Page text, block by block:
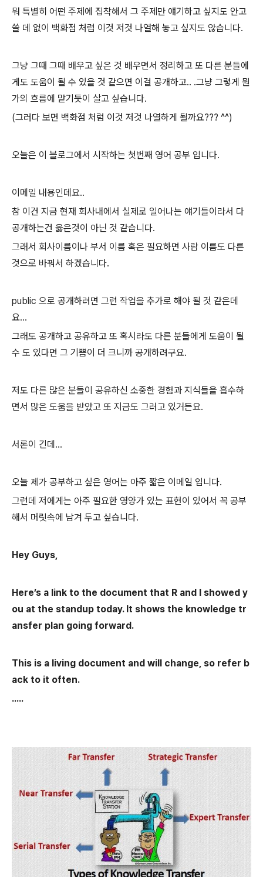
뭐 특별히 어떤 주제에 집착해서 그 주제만 얘기하고 싶지도 안고
쓸 데 없이 백화점 처럼 이것 저것 나열해 놓고 싶지도 않습니다.
그냥 그때 그때 배우고 싶은 것 배우면서 정리하고 또 다른 분들에
게도 도움이 될 수 있을 것 같으면 이걸 공개하고.. .그냥 그렇게 뭔
가의 흐름에 맡기듯이 살고 싶습니다.
(그러다 보면 백화점 처럼 이것 저것 나열하게 될까요??? ^^)
오늘은 이 블로그에서 시작하는 첫번째 영어 공부 입니다.
이메일 내용인데요..
참 이건 지금 현재 회사내에서 실제로 일어나는 얘기들이라서 다
공개하는건 옳은것이 아닌 것 같습니다.
그래서 회사이름이나 부서 이름 혹은 필요하면 사람 이름도 다른
것으로 바꿔서 하겠습니다.
public 으로 공개하려면 그런 작업을 추가로 해야 될 것 같은데
요...
그래도 공개하고 공유하고 또 혹시라도 다른 분들에게 도움이 될
수 도 있다면 그 기쁨이 더 크니까 공개하려구요.
저도 다른 많은 분들이 공유하신 소중한 경험과 지식들을 흡수하
면서 많은 도움을 받았고 또 지금도 그러고 있거든요.
서론이 긴데...
오늘 제가 공부하고 싶은 영어는 아주 짧은 이메일 입니다.
그런데 저에게는 아주 필요한 영양가 있는 표현이 있어서 꼭 공부
해서 머릿속에 남겨 두고 싶습니다.
Hey Guys,
Here’s a link to the document that R and I showed y
ou at the standup today. It shows the knowledge tr
ansfer plan going forward.
This is a living document and will change, so refer b
ack to it often.
.....